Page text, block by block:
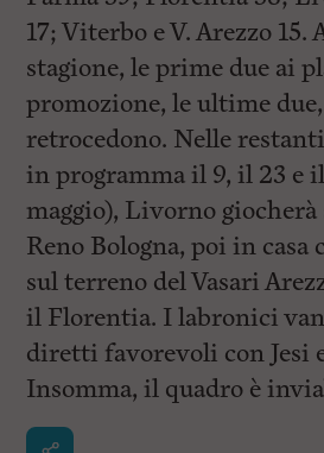
17; Viterbo e V. Arezzo
stagione, le prime due ai
promozione, le ultime
retrocedono. Nelle
in programma il 9, il 23 e
maggio), Livorno
Reno Bologna, poi in casa
sul terreno del Vasari
il Florentia. I labronici
diretti favorevoli con Jesi
Insomma, il quadro è